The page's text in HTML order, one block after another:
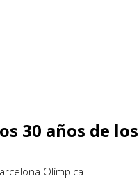
30 años de
Olímpica